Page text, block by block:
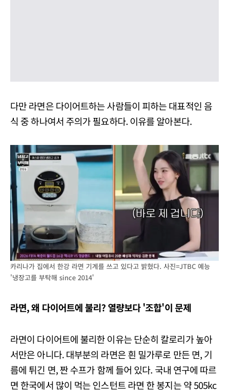
다만 라면은 다이어트하는 사람들이 피하는 대표적인 음
식 중 하나여서 주의가 필요하다. 이유를 알아본다.
카리나가 집에서 한강 라면 기계를 쓰고 있다고 밝혔다. 사진=JTBC 예능
'냉장고를 부탁해 since 2014'
라면, 왜 다이어트에 불리? 열량보다 '조합'이 문제
라면이 다이어트에 불리한 이유는 단순히 칼로리가 높아
서만은 아니다. 대부분의 라면은 흰 밀가루로 만든 면, 기
름에 튀긴 면, 짠 수프가 함께 들어 있다. 국내 연구에 따르
면 한국에서 많이 먹는 인스턴트 라면 한 봉지는 약 505kc